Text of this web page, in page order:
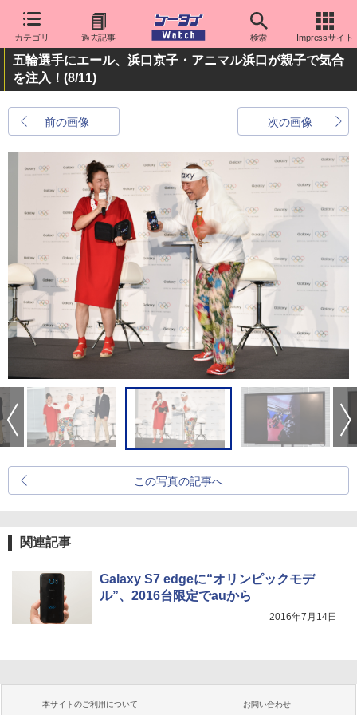
カテゴリ 過去記事 検索 Impressサイト
五輪選手にエール、浜口京子・アニマル浜口が親子で気合
を注入！ (8/11)
前の画像 次の画像
この写真の記事へ
関連記事
Galaxy S7 edgeに“オリンピックモデ
ル”、2016台限定でauから
2016年7月14日
本サイトのご利用について お問い合わせ